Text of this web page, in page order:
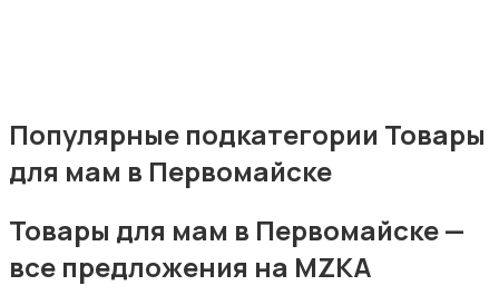
Обустройство детской
Подгузники и горшки
Популярные подкатегории Товары
для мам в Первомайске
Товары для мам в Первомайске —
все предложения на MZKA